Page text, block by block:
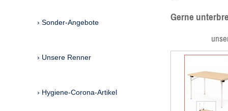
Gerne
unsere
Sonder-Angebote
Unsere Renner
Hygiene-Corona-Artikel